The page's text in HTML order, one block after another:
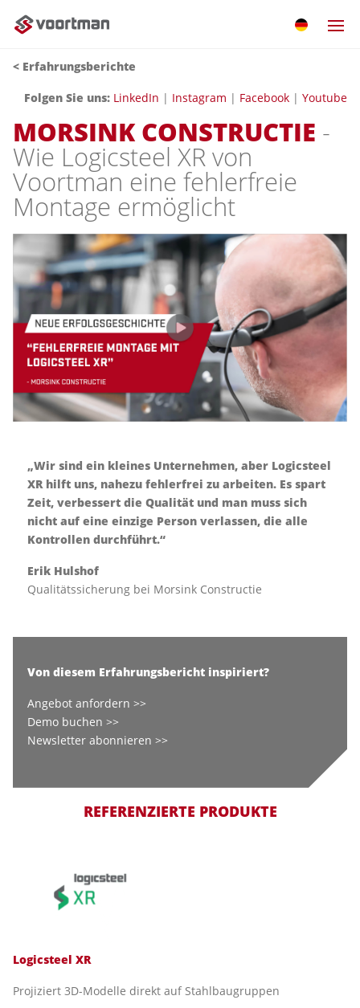
< Erfahrungsberichte
Folgen Sie uns: LinkedIn | Instagram | Facebook | Youtube
MORSINK CONSTRUCTIE -
Wie Logicsteel XR von
Voortman eine fehlerfreie
Montage ermöglicht
„Wir sind ein kleines Unternehmen, aber Logicsteel
XR hilft uns, nahezu fehlerfrei zu arbeiten. Es spart
Zeit, verbessert die Qualität und man muss sich
nicht auf eine einzige Person verlassen, die alle
Kontrollen durchführt.“
Erik Hulshof
Qualitätssicherung bei Morsink Constructie
Von diesem Erfahrungsbericht inspiriert?
Angebot anfordern >>
Demo buchen >>
Newsletter abonnieren >>
REFERENZIERTE PRODUKTE
Logicsteel XR
Projiziert 3D-Modelle direkt auf Stahlbaugruppen